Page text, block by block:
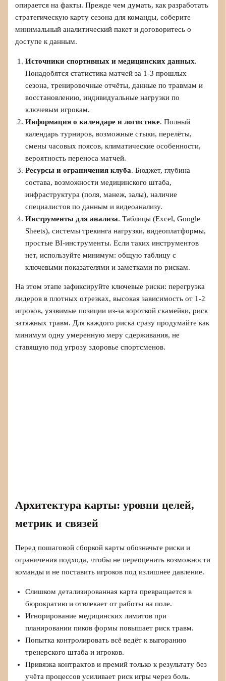
опирается на факты. Прежде чем думать, как разработать
стратегическую карту сезона для команды, соберите
минимальный аналитический пакет и договоритесь о
доступе к данным.
Источники спортивных и медицинских данных.
Понадобятся статистика матчей за 1-3 прошлых
сезона, тренировочные отчёты, данные по травмам и
восстановлению, индивидуальные нагрузки по
ключевым игрокам.
Информация о календаре и логистике. Полный
календарь турниров, возможные стыки, перелёты,
смены часовых поясов, климатические особенности,
вероятность переноса матчей.
Ресурсы и ограничения клуба. Бюджет, глубина
состава, возможности медицинского штаба,
инфраструктура (поля, манеж, залы), наличие
специалистов по данным и видеоанализу.
Инструменты для анализа. Таблицы (Excel, Google
Sheets), системы трекинга нагрузки, видеоплатформы,
простые BI-инструменты. Если таких инструментов
нет, используйте минимум: общую таблицу с
ключевыми показателями и заметками по рискам.
На этом этапе зафиксируйте ключевые риски: перегрузка
лидеров в плотных отрезках, высокая зависимость от 1-2
игроков, уязвимые позиции из-за короткой скамейки, риск
затяжных травм. Для каждого риска сразу продумайте как
минимум одну умеренную меру сдерживания, не
ставящую под угрозу здоровье спортсменов.
Архитектура карты: уровни целей,
метрик и связей
Перед пошаговой сборкой карты обозначьте риски и
ограничения подхода, чтобы не переоценить возможности
команды и не поставить игроков под излишнее давление.
Слишком детализированная карта превращается в
бюрократию и отвлекает от работы на поле.
Игнорирование медицинских лимитов при
планировании пиков формы повышает риск травм.
Попытка контролировать всё ведёт к выгоранию
тренерского штаба и игроков.
Привязка контрактов и премий только к результату без
учёта процессов усиливает риск игры через боль.